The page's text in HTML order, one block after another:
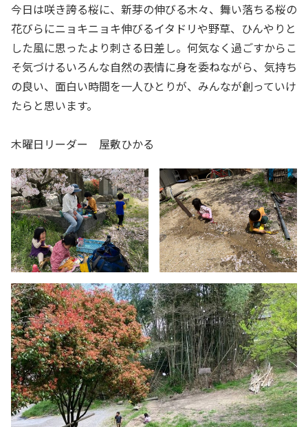
今日は咲き誇る桜に、新芽の伸びる木々、舞い落ちる桜の
花びらにニョキニョキ伸びるイタドリや野草、ひんやりと
した風に思ったより刺さる日差し。何気なく過ごすからこ
そ気づけるいろんな自然の表情に身を委ねながら、気持ち
の良い、面白い時間を一人ひとりが、みんなが創っていけ
たらと思います。
木曜日リーダー 屋敷ひかる